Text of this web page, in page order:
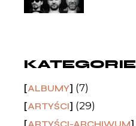
KATEGORIE
ALBUMY (7)
ARTYŚCI (29)